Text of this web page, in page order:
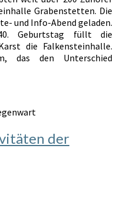
Grabenstetten. Die
und Info-Abend geladen.
Geburtstag füllt die
die Falkensteinhalle.
das den Unterschied
der